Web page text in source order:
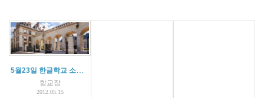
5월23일 한글학교 소풍안내
함교장
2012.05.15